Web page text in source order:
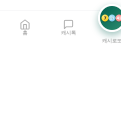
홈 캐시톡
7 21
캐시로또